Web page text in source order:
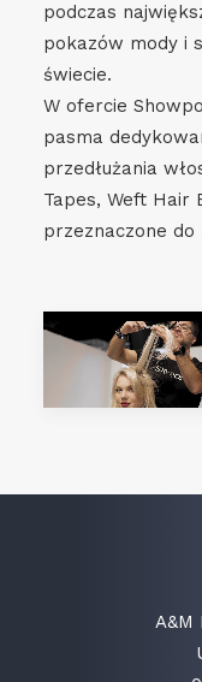
podczas
pokazów mody i
świecie.
W ofercie
pasma
przedłużania
Tapes, Weft Hair
przeznaczone do
A&M